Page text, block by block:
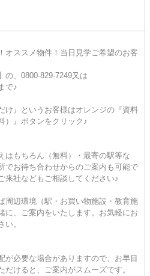
オススメ物件！当日見学ご希望のお客
の、0800-829-7249又は
で♪
け』というお客様はオレンジの『資料
）』ボタンをクリック♪
はもちろん（無料）・最寄の駅等な
でお待ち合わせからのご案内も可能で
来社などもご相談してください♪
周辺環境（駅・お買い物施設・教育施
に、ご案内をいたします。お気軽にお
い。
が必要な場合がありますので、お早目
だけると、ご案内がスムーズです。